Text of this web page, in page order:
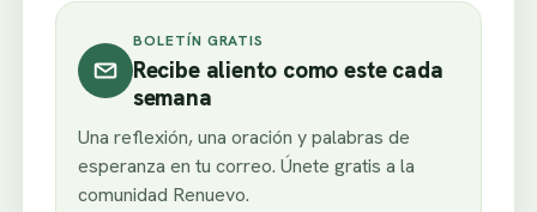
BOLETÍN GRATIS
Recibe aliento como este cada
semana
Una reflexión, una oración y palabras de
esperanza en tu correo. Únete gratis a la
comunidad Renuevo.